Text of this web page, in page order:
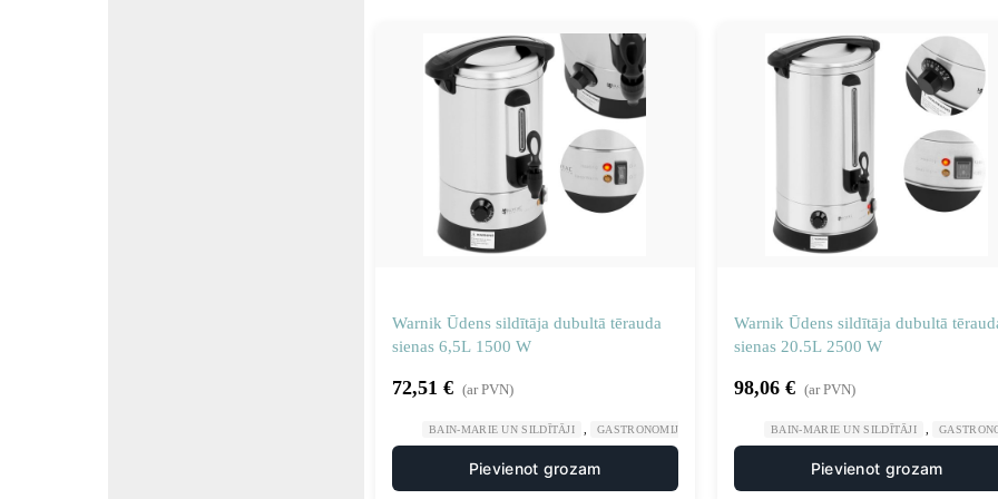
Warnik Ūdens sildītāja dubultā tērauda
sienas 6,5L 1500 W
72,51 € (ar PVN)
BAIN-MARIE UN SILDĪTĀJI GASTRONOMIJA PLĪTIS UN DZĒRIENU UZPILDES IEKĀRTAS
Pievienot grozam
Warnik Ūdens sildītāja dubultā
sienas 20.5L 2500 W
98,06 € (ar PVN)
BAIN-MARIE UN SILDĪTĀJI
Pievienot grozam